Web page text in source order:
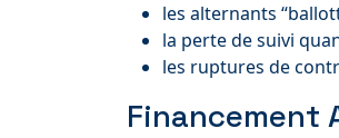
les alternants
la perte de suivi
les ruptures de
Financement